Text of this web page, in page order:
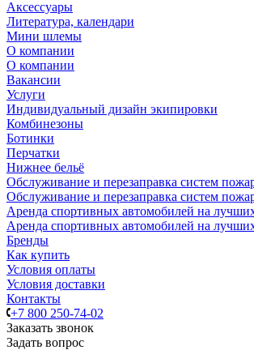
Аксессуары
Литература, календари
Мини шлемы
О компании
О компании
Вакансии
Услуги
Индивидуальный дизайн экипировки
Комбинезоны
Ботинки
Перчатки
Нижнее бельё
Обслуживание и перезаправка систем
Обслуживание и перезаправка систем
Аренда спортивных автомобилей на
Аренда спортивных автомобилей на
Бренды
Как купить
Условия оплаты
Условия доставки
Контакты
+7 800 250-74-02
Заказать звонок
Задать вопрос